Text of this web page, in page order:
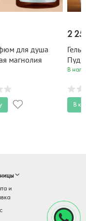
для душа
магнолия
амбра
2
В
В
и